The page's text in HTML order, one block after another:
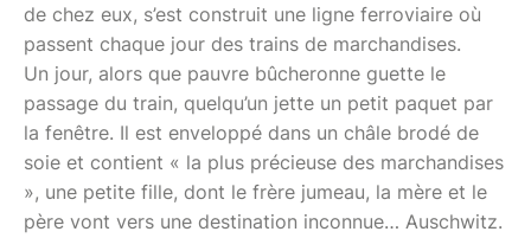
de chez eux, s’est construit une ligne ferroviaire où
passent chaque jour des trains de marchandises.
Un jour, alors que pauvre bûcheronne guette le
passage du train, quelqu’un jette un petit paquet par
la fenêtre. Il est enveloppé dans un châle brodé de
soie et contient « la plus précieuse des marchandises
», une petite fille, dont le frère jumeau, la mère et le
père vont vers une destination inconnue… Auschwitz.